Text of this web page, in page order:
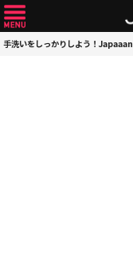
手洗いをしっかりしよう！Japaaan